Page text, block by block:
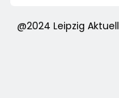
@2024 Leipzig Aktuell